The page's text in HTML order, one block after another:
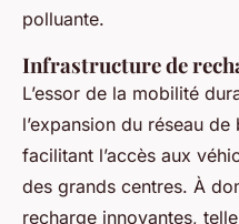
polluante.
Infrastructure de
L’essor de la mobilité
l’expansion du réseau
facilitant l’accès aux
des grands centres. À
recharge innovantes,